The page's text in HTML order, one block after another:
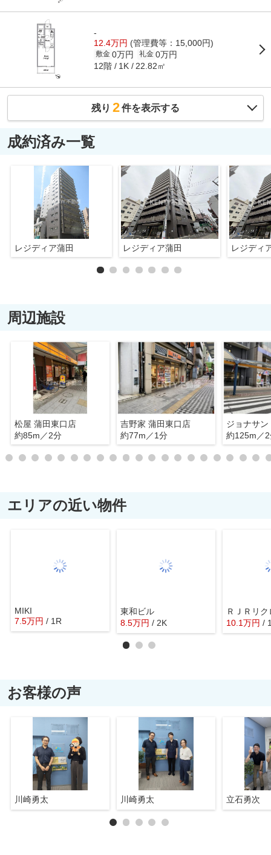
-
12.4万円 (管理費等：15,000円)
敷金 0万円 礼金 0万円
12階 1K 22.82㎡
残り 2件を表示する
成約済み一覧
レジディア蒲田 レジディア蒲田 レジディ
周辺施設
松屋 蒲田東口店
約85m／2分
吉野家 蒲田東口店
約77m／1分
ジョナサン
約125m／
エリアの近い物件
MIKI
7.5万円 / 1R
東和ビル
8.5万円 / 2K
ＲＪＲリ
10.1万円 /
お客様の声
川崎勇太 川崎勇太 立石勇次